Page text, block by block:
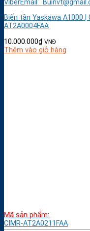
ViberEmail:
Biến tần Yaskawa A1000 |
AT2A0004FAA
10.000.000₫ VNĐ
Thêm vào giỏ hàng
Mã sản phẩm:
CIMR-AT2A0211FAA